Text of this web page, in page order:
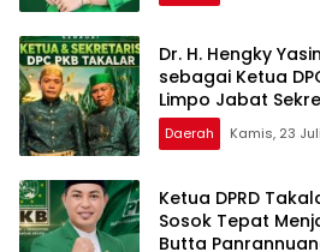
Dr. H. Hengky
sebagai Ketua
Limpo Jabat
Daerah Kamis, 23
Ketua DPRD
Sosok Tepat
Butta